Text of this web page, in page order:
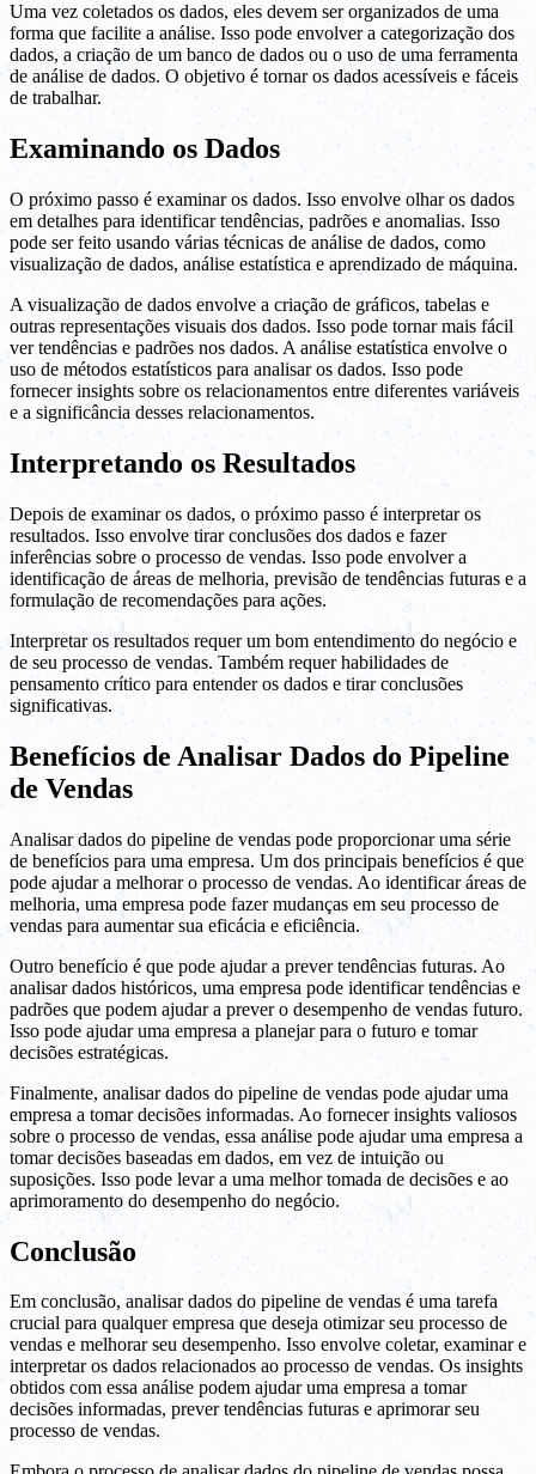
Uma vez coletados os dados, eles devem ser organizados de uma
forma que facilite a análise. Isso pode envolver a categorização dos
dados, a criação de um banco de dados ou o uso de uma ferramenta
de análise de dados. O objetivo é tornar os dados acessíveis e fáceis
de trabalhar.
Examinando os Dados
O próximo passo é examinar os dados. Isso envolve olhar os dados
em detalhes para identificar tendências, padrões e anomalias. Isso
pode ser feito usando várias técnicas de análise de dados, como
visualização de dados, análise estatística e aprendizado de máquina.
A visualização de dados envolve a criação de gráficos, tabelas e
outras representações visuais dos dados. Isso pode tornar mais fácil
ver tendências e padrões nos dados. A análise estatística envolve o
uso de métodos estatísticos para analisar os dados. Isso pode
fornecer insights sobre os relacionamentos entre diferentes variáveis
e a significância desses relacionamentos.
Interpretando os Resultados
Depois de examinar os dados, o próximo passo é interpretar os
resultados. Isso envolve tirar conclusões dos dados e fazer
inferências sobre o processo de vendas. Isso pode envolver a
identificação de áreas de melhoria, previsão de tendências futuras e a
formulação de recomendações para ações.
Interpretar os resultados requer um bom entendimento do negócio e
de seu processo de vendas. Também requer habilidades de
pensamento crítico para entender os dados e tirar conclusões
significativas.
Benefícios de Analisar Dados do Pipeline
de Vendas
Analisar dados do pipeline de vendas pode proporcionar uma série
de benefícios para uma empresa. Um dos principais benefícios é que
pode ajudar a melhorar o processo de vendas. Ao identificar áreas de
melhoria, uma empresa pode fazer mudanças em seu processo de
vendas para aumentar sua eficácia e eficiência.
Outro benefício é que pode ajudar a prever tendências futuras. Ao
analisar dados históricos, uma empresa pode identificar tendências e
padrões que podem ajudar a prever o desempenho de vendas futuro.
Isso pode ajudar uma empresa a planejar para o futuro e tomar
decisões estratégicas.
Finalmente, analisar dados do pipeline de vendas pode ajudar uma
empresa a tomar decisões informadas. Ao fornecer insights valiosos
sobre o processo de vendas, essa análise pode ajudar uma empresa a
tomar decisões baseadas em dados, em vez de intuição ou
suposições. Isso pode levar a uma melhor tomada de decisões e ao
aprimoramento do desempenho do negócio.
Conclusão
Em conclusão, analisar dados do pipeline de vendas é uma tarefa
crucial para qualquer empresa que deseja otimizar seu processo de
vendas e melhorar seu desempenho. Isso envolve coletar, examinar e
interpretar os dados relacionados ao processo de vendas. Os insights
obtidos com essa análise podem ajudar uma empresa a tomar
decisões informadas, prever tendências futuras e aprimorar seu
processo de vendas.